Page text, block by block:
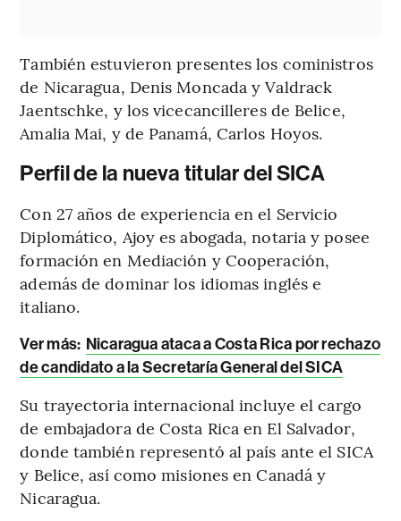
También estuvieron presentes los coministros
de Nicaragua, Denis Moncada y Valdrack
Jaentschke, y los vicecancilleres de Belice,
Amalia Mai, y de Panamá, Carlos Hoyos.
Perfil de la nueva titular del SICA
Con 27 años de experiencia en el Servicio
Diplomático, Ajoy es abogada, notaria y posee
formación en Mediación y Cooperación,
además de dominar los idiomas inglés e
italiano.
Ver más: Nicaragua ataca a Costa Rica por rechazo
de candidato a la Secretaría General del SICA
Su trayectoria internacional incluye el cargo
de embajadora de Costa Rica en El Salvador,
donde también representó al país ante el SICA
y Belice, así como misiones en Canadá y
Nicaragua.